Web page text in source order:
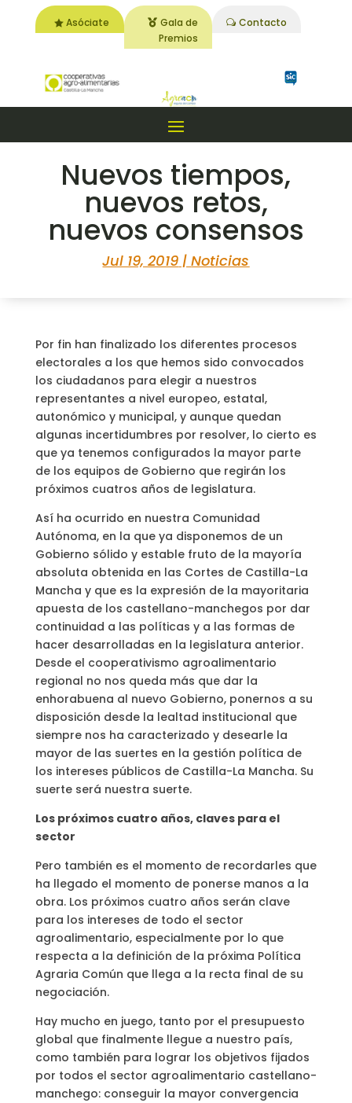
Asóciate
Gala de
Premios
Contacto
Nuevos tiempos,
nuevos retos,
nuevos consensos
Jul 19, 2019 |Noticias
Por fin han finalizado los diferentes procesos
electorales a los que hemos sido convocados
los ciudadanos para elegir a nuestros
representantes a nivel europeo, estatal,
autonómico y municipal, y aunque quedan
algunas incertidumbres por resolver, lo cierto es
que ya tenemos configurados la mayor parte
de los equipos de Gobierno que regirán los
próximos cuatros años de legislatura.
Así ha ocurrido en nuestra Comunidad
Autónoma, en la que ya disponemos de un
Gobierno sólido y estable fruto de la mayoría
absoluta obtenida en las Cortes de Castilla-La
Mancha y que es la expresión de la mayoritaria
apuesta de los castellano-manchegos por dar
continuidad a las políticas y a las formas de
hacer desarrolladas en la legislatura anterior.
Desde el cooperativismo agroalimentario
regional no nos queda más que dar la
enhorabuena al nuevo Gobierno, ponernos a su
disposición desde la lealtad institucional que
siempre nos ha caracterizado y desearle la
mayor de las suertes en la gestión política de
los intereses públicos de Castilla-La Mancha. Su
suerte será nuestra suerte.
Los próximos cuatro años, claves para el
sector
Pero también es el momento de recordarles que
ha llegado el momento de ponerse manos a la
obra. Los próximos cuatro años serán clave
para los intereses de todo el sector
agroalimentario, especialmente por lo que
respecta a la definición de la próxima Política
Agraria Común que llega a la recta final de su
negociación.
Hay mucho en juego, tanto por el presupuesto
global que finalmente llegue a nuestro país,
como también para lograr los objetivos fijados
por todos el sector agroalimentario castellano-
manchego: conseguir la mayor convergencia